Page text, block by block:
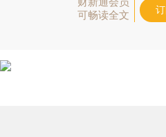
可畅读全文